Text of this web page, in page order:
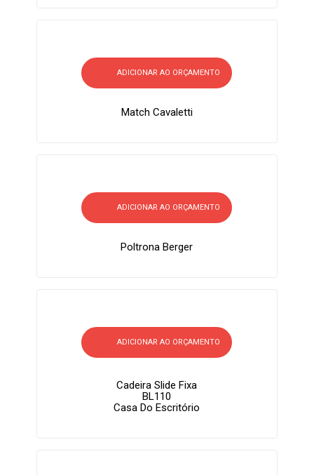
ADICIONAR AO ORÇAMENTO
Match Cavaletti
ADICIONAR AO ORÇAMENTO
Poltrona Berger
ADICIONAR AO ORÇAMENTO
Cadeira Slide Fixa
BL110
Casa Do Escritório